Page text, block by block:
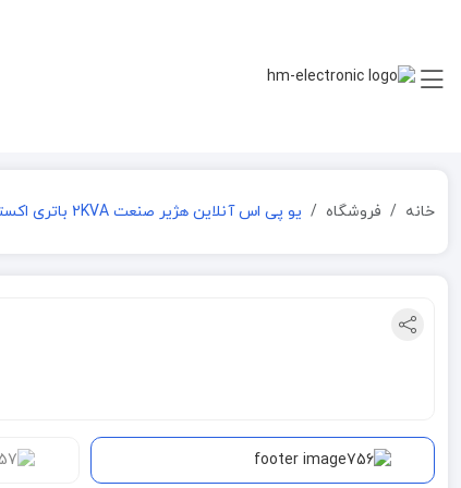
خانه فروشگاه یو پی اس آنلاین هژیر صنعت 2KVA باتری اکسترنال مدل GENESIS